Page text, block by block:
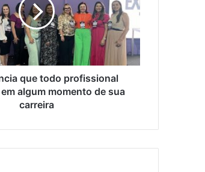
que todo profissional
algum momento de sua
carreira